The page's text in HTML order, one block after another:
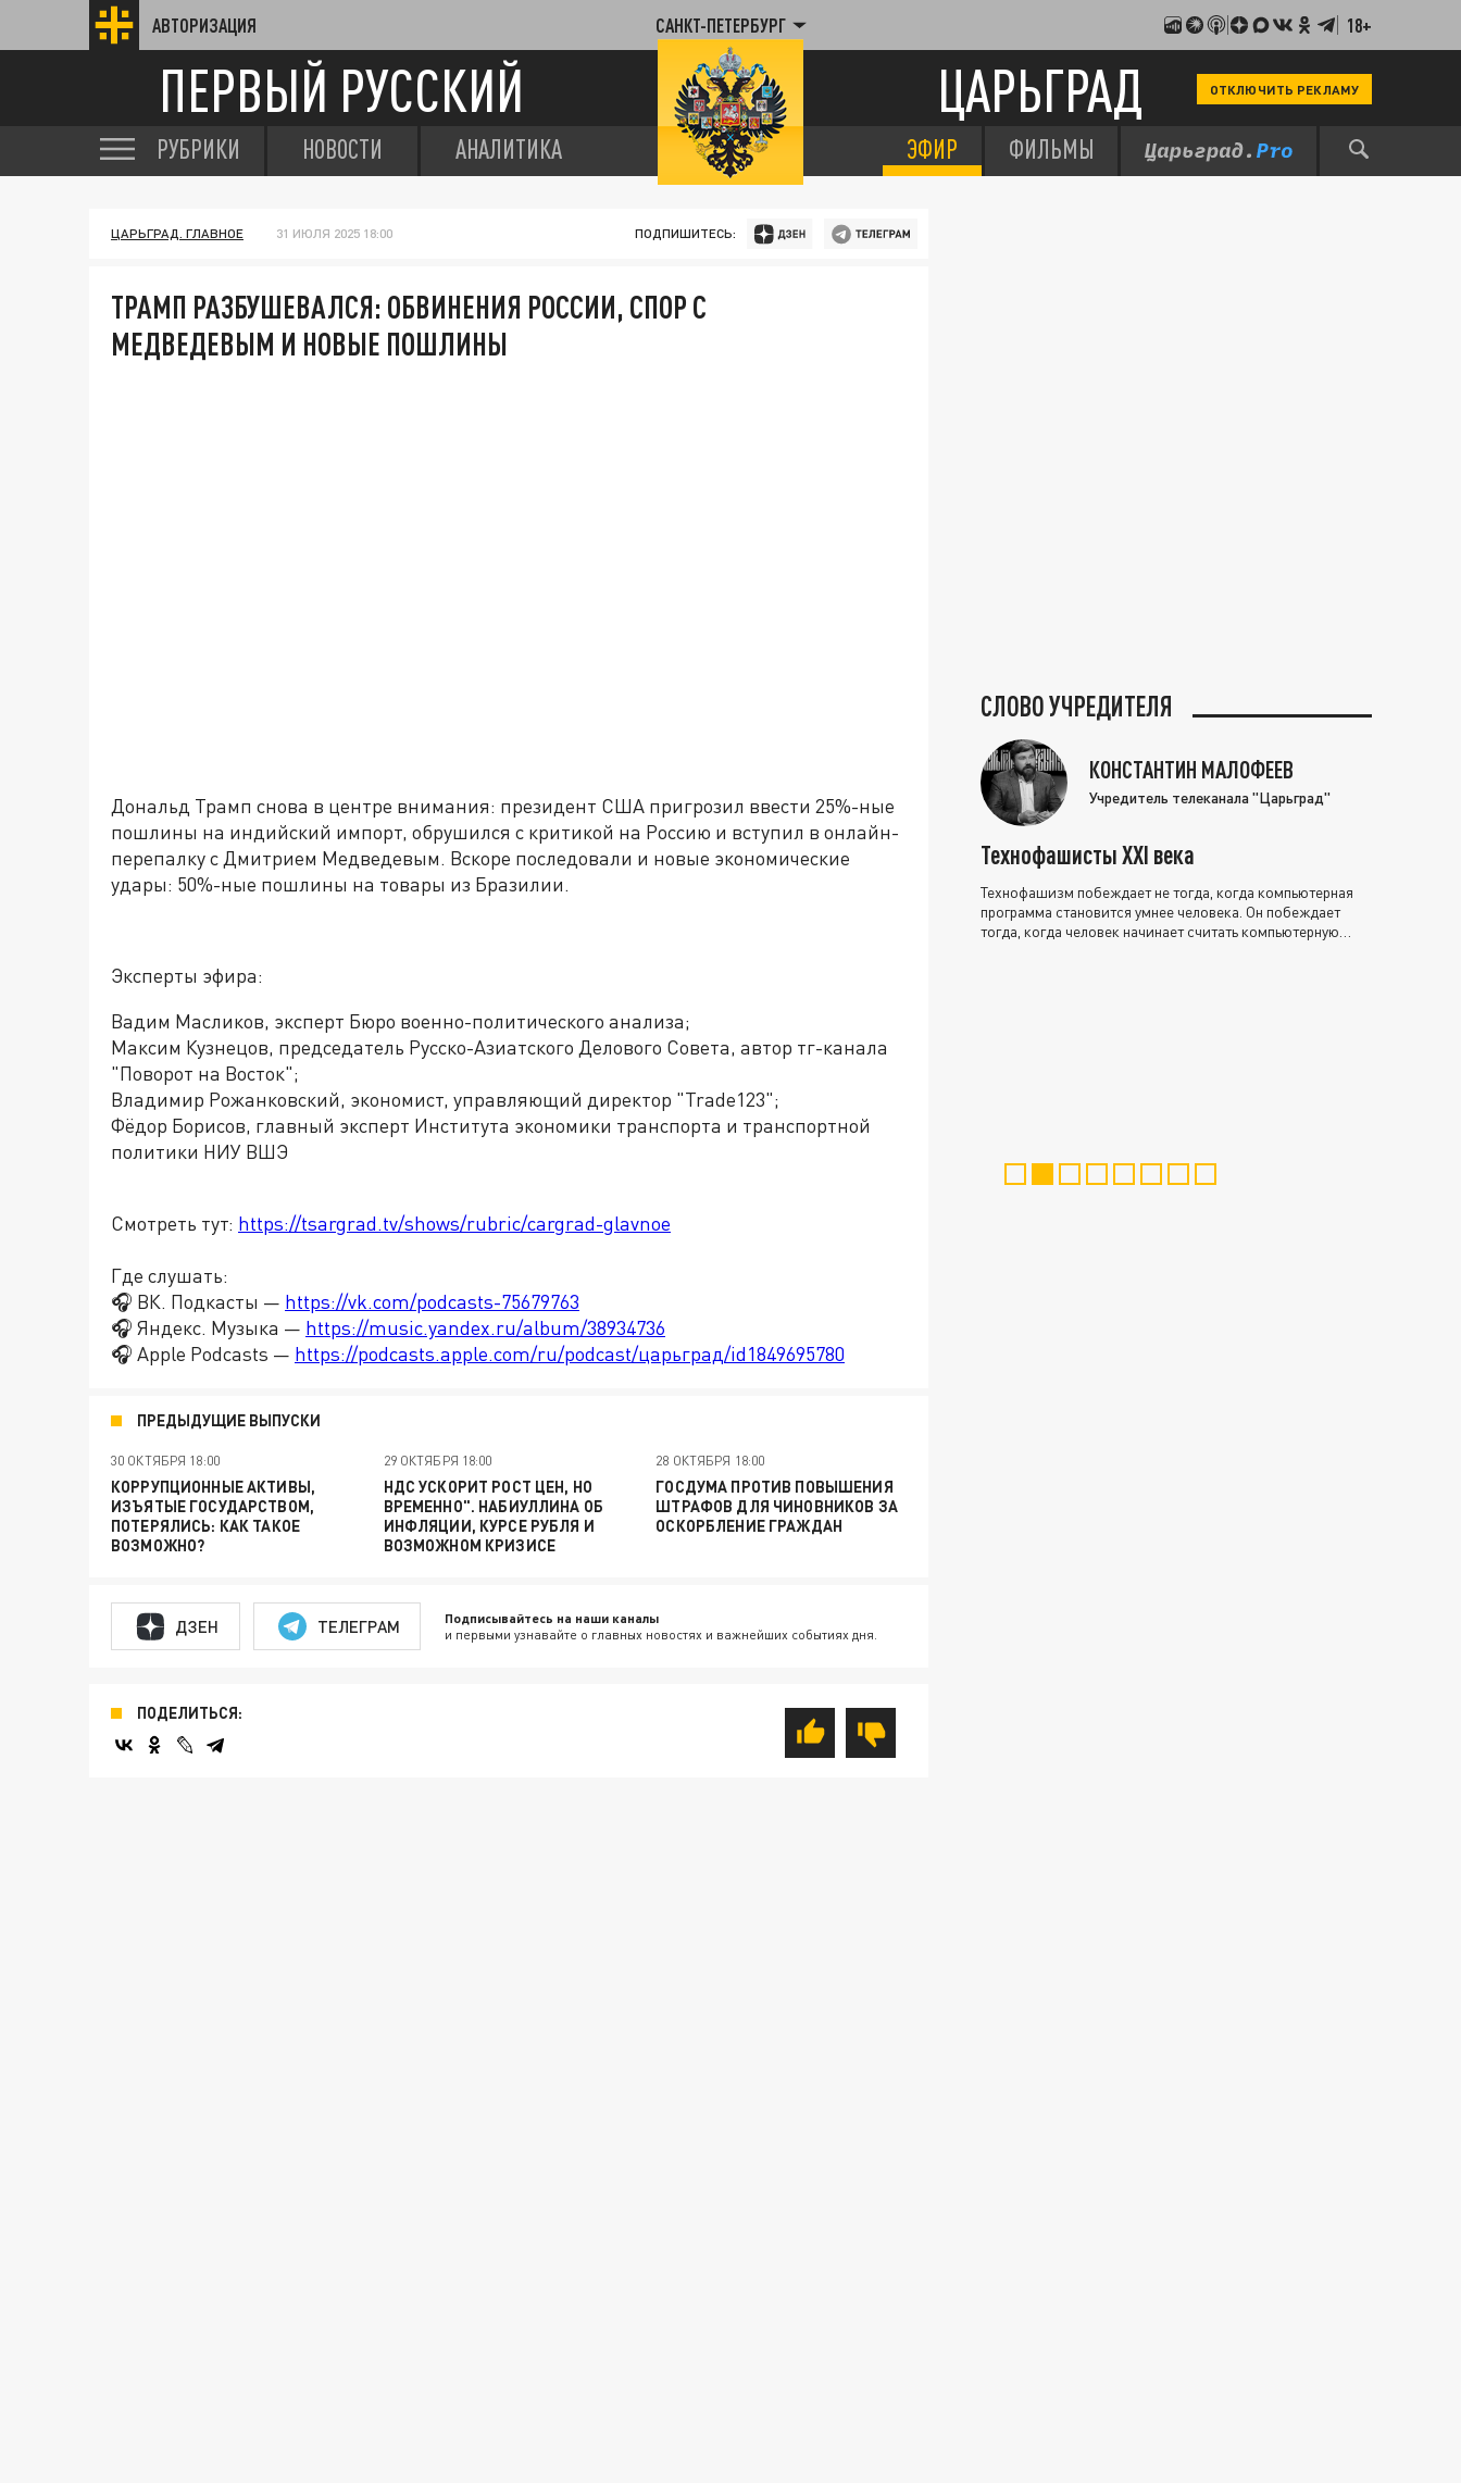
АВТОРИЗАЦИЯ САНКТ-ПЕТЕРБУРГ 18+
ПЕРВЫЙ РУССКИЙ ЦАРЬГРАД ОТКЛЮЧИТЬ РЕКЛАМУ
РУБРИКИ НОВОСТИ АНАЛИТИКА ЭФИР ФИЛЬМЫ
ЦАРЬГРАД. ГЛАВНОЕ 31 ИЮЛЯ 2025 18:00 ПОДПИШИТЕСЬ:
ТРАМП РАЗБУШЕВАЛСЯ: ОБВИНЕНИЯ РОССИИ, СПОР С
МЕДВЕДЕВЫМ И НОВЫЕ ПОШЛИНЫ
Дональд Трамп снова в центре внимания: президент США пригрозил ввести 25%-ные
пошлины на индийский импорт, обрушился с критикой на Россию и вступил в онлайн-
перепалку с Дмитрием Медведевым. Вскоре последовали и новые экономические
удары: 50%-ные пошлины на товары из Бразилии.
Эксперты эфира:
Вадим Масликов, эксперт Бюро военно-политического анализа;
Максим Кузнецов, председатель Русско-Азиатского Делового Совета, автор тг-канала
"Поворот на Восток";
Владимир Рожанковский, экономист, управляющий директор "Trade123";
Фёдор Борисов, главный эксперт Института экономики транспорта и транспортной
политики НИУ ВШЭ
Смотреть тут: https://tsargrad.tv/shows/rubric/cargrad-glavnoe
Где слушать:
🎧 ВК. Подкасты — https://vk.com/podcasts-75679763
🎧 Яндекс. Музыка — https://music.yandex.ru/album/38934736
🎧 Apple Podcasts — https://podcasts.apple.com/ru/podcast/царьград/id1849695780
ПРЕДЫДУЩИЕ ВЫПУСКИ
30 ОКТЯБРЯ 18:00
КОРРУПЦИОННЫЕ АКТИВЫ,
ИЗЪЯТЫЕ ГОСУДАРСТВОМ,
ПОТЕРЯЛИСЬ: КАК ТАКОЕ
ВОЗМОЖНО?
29 ОКТЯБРЯ 18:00
НДС УСКОРИТ РОСТ ЦЕН, НО
ВРЕМЕННО". НАБИУЛЛИНА ОБ
ИНФЛЯЦИИ, КУРСЕ РУБЛЯ И
ВОЗМОЖНОМ КРИЗИСЕ
28 ОКТЯБРЯ 18:00
ГОСДУМА ПРОТИВ ПОВЫШЕНИЯ
ШТРАФОВ ДЛЯ ЧИНОВНИКОВ ЗА
ОСКОРБЛЕНИЕ ГРАЖДАН
ДЗЕН ТЕЛЕГРАМ Подписывайтесь на наши каналы
и первыми узнавайте о главных новостях и важнейших событиях дня.
ПОДЕЛИТЬСЯ:
СЛОВО УЧРЕДИТЕЛЯ
КОНСТАНТИН МАЛОФЕЕВ
Учредитель телеканала "Царьград"
Технофашисты XXI века
Технофашизм побеждает не тогда, когда компьютерная
программа становится умнее человека. Он побеждает
тогда, когда человек начинает считать компьютерную